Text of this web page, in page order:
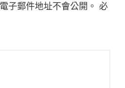
子郵件地址不會公開。 必